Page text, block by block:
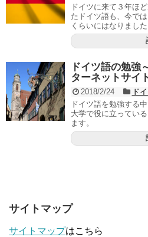
ドイツに来て３年ほ
たドイツ語も、今で
くらいにはなりまし
ドイツ語の勉強
ターネットサイ
2018/2/24
ド
ドイツ語を勉強する
大学で役に立ってい
ます。
サイトマップ
サイトマップはこちら